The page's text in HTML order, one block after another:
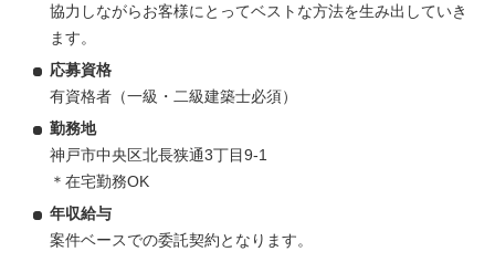
協力しながらお客様にとってベストな方法を生み出していき
ます。
応募資格
有資格者（一級・二級建築士必須）
勤務地
神戸市中央区北長狭通3丁目9-1
＊在宅勤務OK
年収給与
案件ベースでの委託契約となります。